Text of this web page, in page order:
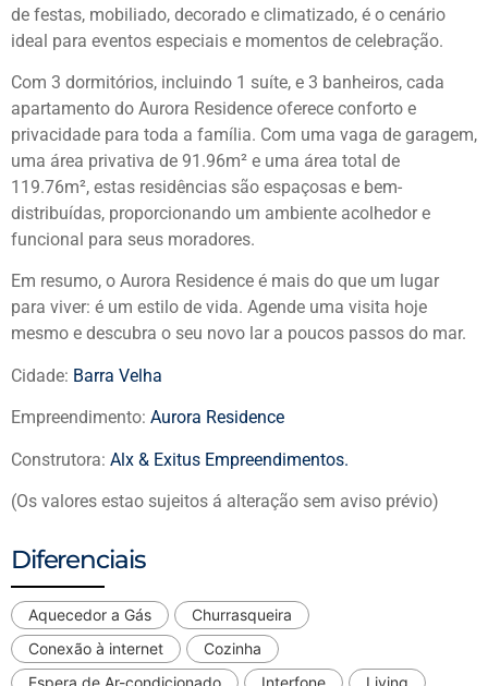
de festas, mobiliado, decorado e climatizado, é o cenário
ideal para eventos especiais e momentos de celebração.
Com 3 dormitórios, incluindo 1 suíte, e 3 banheiros, cada
apartamento do Aurora Residence oferece conforto e
privacidade para toda a família. Com uma vaga de garagem,
uma área privativa de 91.96m² e uma área total de
119.76m², estas residências são espaçosas e bem-
distribuídas, proporcionando um ambiente acolhedor e
funcional para seus moradores.
Em resumo, o Aurora Residence é mais do que um lugar
para viver: é um estilo de vida. Agende uma visita hoje
mesmo e descubra o seu novo lar a poucos passos do mar.
Cidade: Barra Velha
Empreendimento: Aurora Residence
Construtora: Alx & Exitus Empreendimentos.
(Os valores estao sujeitos á alteração sem aviso prévio)
Diferenciais
Aquecedor a Gás
Churrasqueira
Conexão à internet
Cozinha